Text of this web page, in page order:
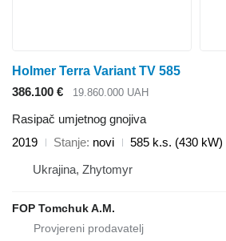
Holmer Terra Variant TV 585
386.100 €
19.860.000 UAH
Rasipač umjetnog gnojiva
2019
Stanje novi
585 k.s. (430 kW)
Ukrajina, Zhytomyr
FOP Tomchuk A.M.